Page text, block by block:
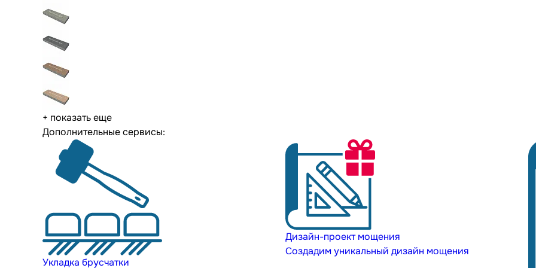
+ показать еще
Дополнительные сервисы:
Укладка брусчатки
Дизайн-проект мощения
Создадим уникальный дизайн мощения